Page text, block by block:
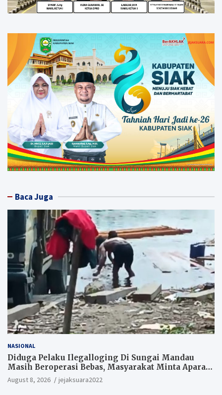
Baca Juga
NASIONAL
Diduga Pelaku Ilegalloging Di Sungai Mandau
Masih Beroperasi Bebas, Masyarakat Minta Aparat
Penegak Hukum Segera Tangkap Aktor Dan
Pengurus.
August 8, 2026 jejaksuara2022